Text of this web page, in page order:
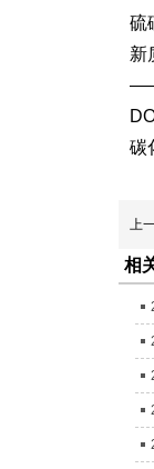
硫
新
——
碳
上
相